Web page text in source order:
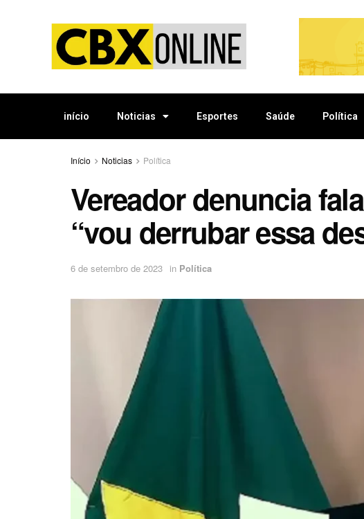
início Noticias Esportes Saúde Política
Início Noticias Política
Vereador denuncia
“vou derrubar essa
6 de setembro de 2023 in Política